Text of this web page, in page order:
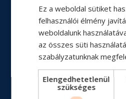
Erőátvitel
-
Tengelytáv
Ez a weboldal sütiket
felhasználói élmény
weboldalunk
az összes süti
szabályzatunknak
Elengedhetetlenül
szükséges